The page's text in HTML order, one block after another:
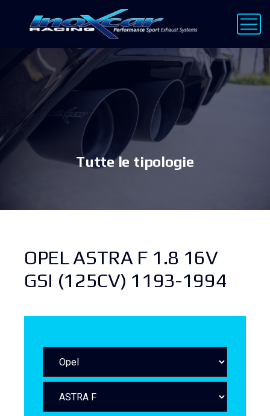
Tutte le tipologie
OPEL ASTRA F 1.8 16V
GSI (125CV) 1193-1994